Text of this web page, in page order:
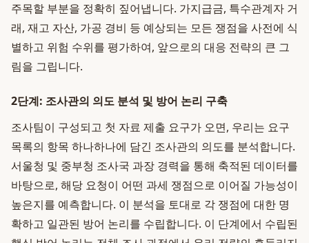
주목할 부분을 정확히 짚어냅니다. 가지급금, 특수관계자 거
래, 재고 자산, 가공 경비 등 예상되는 모든 쟁점을 사전에 식
별하고 위험 수위를 평가하여, 앞으로의 대응 전략의 큰 그
림을 그립니다.
2단계: 조사관의 의도 분석 및 방어 논리 구축
조사팀이 구성되고 첫 자료 제출 요구가 오면, 우리는 요구
목록의 항목 하나하나에 담긴 조사관의 의도를 분석합니다.
서울청 및 중부청 조사국 과장 경력을 통해 축적된 데이터를
바탕으로, 해당 요청이 어떤 과세 쟁점으로 이어질 가능성이
높은지를 예측합니다. 이 분석을 토대로 각 쟁점에 대한 명
확하고 일관된 방어 논리를 수립합니다. 이 단계에서 수립된